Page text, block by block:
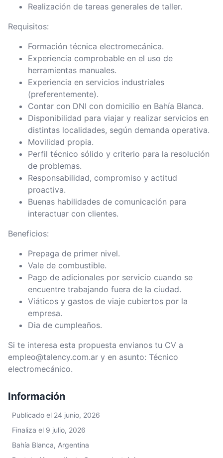
Realización de tareas generales de taller.
Requisitos:
Formación técnica electromecánica.
Experiencia comprobable en el uso de
herramientas manuales.
Experiencia en servicios industriales
(preferentemente).
Contar con DNI con domicilio en Bahía Blanca.
Disponibilidad para viajar y realizar servicios en
distintas localidades, según demanda operativa.
Movilidad propia.
Perfil técnico sólido y criterio para la resolución
de problemas.
Responsabilidad, compromiso y actitud
proactiva.
Buenas habilidades de comunicación para
interactuar con clientes.
Beneficios:
Prepaga de primer nivel.
Vale de combustible.
Pago de adicionales por servicio cuando se
encuentre trabajando fuera de la ciudad.
Viáticos y gastos de viaje cubiertos por la
empresa.
Dia de cumpleaños.
Si te interesa esta propuesta envianos tu CV a
empleo@talency.com.ar y en asunto: Técnico
electromecánico.
Información
Publicado el 24 junio, 2026
Finaliza el 9 julio, 2026
Bahía Blanca, Argentina